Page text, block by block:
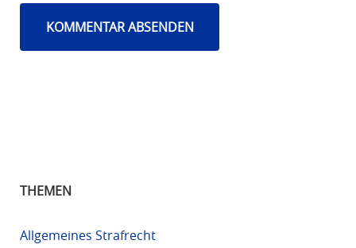
THEMEN
Allgemeines Strafrecht